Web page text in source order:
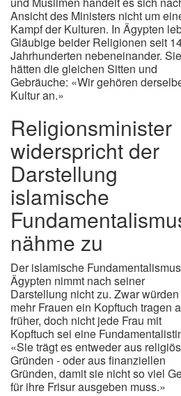
Ansicht des Ministers nicht um
Kampf der Kulturen. In Ägypten
Gläubige beider Religionen seit
Jahrhunderten nebeneinander. Sie
hätten die gleichen Sitten und
Gebräuche: «Wir gehören
Kultur an.»
Religionsminister
widerspricht der
Darstellung
islamische
nähme zu
Der islamische
Ägypten nimmt nach seiner
Darstellung nicht zu. Zwar würden
mehr Frauen ein Kopftuch tragen
früher, doch nicht jede Frau mit
Kopftuch sei eine
«Sie trägt es entweder aus
Gründen - oder aus finanziellen
Gründen, damit sie nicht so viel
für ihre Frisur ausgeben muss.»